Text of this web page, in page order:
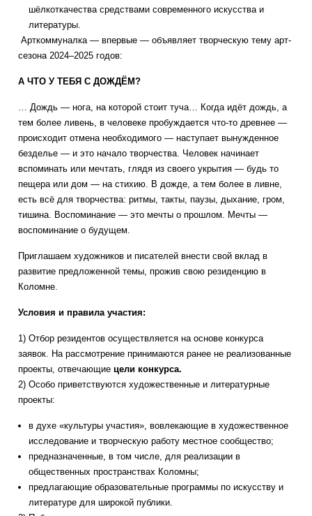
шёлкоткачества средствами современного искусства и
литературы.
Арткоммуналка — впервые — объявляет творческую тему арт-
сезона 2024–2025 годов:
А ЧТО У ТЕБЯ С ДОЖДЁМ?
… Дождь — нога, на которой стоит туча… Когда идёт дождь, а
тем более ливень, в человеке пробуждается что-то древнее —
происходит отмена необходимого — наступает вынужденное
безделье — и это начало творчества. Человек начинает
вспоминать или мечтать, глядя из своего укрытия — будь то
пещера или дом — на стихию. В дожде, а тем более в ливне,
есть всё для творчества: ритмы, такты, паузы, дыхание, гром,
тишина. Воспоминание — это мечты о прошлом. Мечты —
воспоминание о будущем.
Приглашаем художников и писателей внести свой вклад в
развитие предложенной темы, прожив свою резиденцию в
Коломне.
Условия и правила участия:
1) Отбор резидентов осуществляется на основе конкурса
заявок. На рассмотрение принимаются ранее не реализованные
проекты, отвечающиецели конкурса.
2) Особо приветствуются художественные и литературные
проекты:
в духе «культуры участия», вовлекающие в художественное
исследование и творческую работу местное сообщество;
предназначенные, в том числе, для реализации в
общественных пространствах Коломны;
предлагающие образовательные программы по искусству и
литературе для широкой публики.